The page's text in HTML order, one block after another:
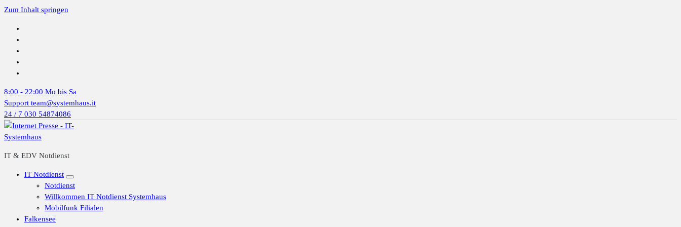
Zum Inhalt springen
8:00 - 22:00 Mo bis Sa
Support team@systemhaus.it
24 / 7 030 54874086
IT & EDV Notdienst
IT Notdienst
Notdienst
Willkommen IT Notdienst Systemhaus
Mobilfunk Filialen
Falkensee